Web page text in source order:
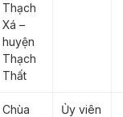
Thạch
Xá –
huyện
Thạch
Thất
Chùa
Ủy viên